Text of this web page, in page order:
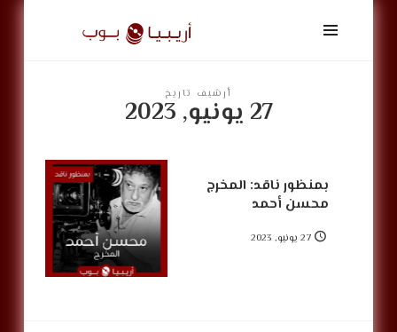
أريبيا
بوب
ArabiaPopأرشيف تاريخ
27 يونيو, 2023
بمنظور ناقد: المخرج
محسن أحمد
27 يونيو, 2023